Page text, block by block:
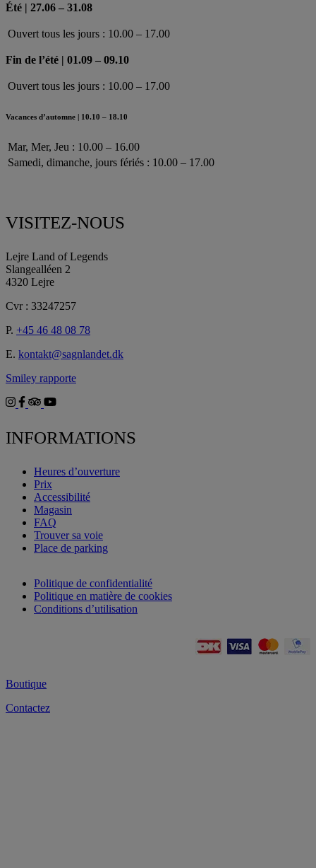
Été | 27.06 – 31.08
Ouvert tous les jours : 10.00 – 17.00
Fin de l’été | 01.09 – 09.10
Ouvert tous les jours : 10.00 – 17.00
Vacances d’automne | 10.10 – 18.10
Mar, Mer, Jeu : 10.00 – 16.00
Samedi, dimanche, jours fériés : 10.00 – 17.00
VISITEZ-NOUS
Lejre Land of Legends
Slangealléen 2
4320 Lejre
Cvr : 33247257
P. +45 46 48 08 78
E. kontakt@sagnlandet.dk
Smiley rapporte
INFORMATIONS
Heures d’ouverture
Prix
Accessibilité
Magasin
FAQ
Trouver sa voie
Place de parking
Politique de confidentialité
Politique en matière de cookies
Conditions d’utilisation
Boutique
Contactez